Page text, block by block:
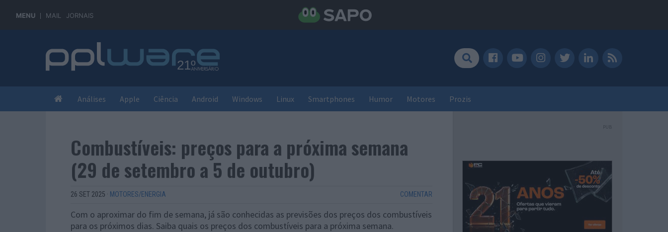
MENU MAIL JORNAIS
Análises Apple Ciência Android Windows Linux Smartphones Humor Motores Prozis
Combustíveis: preços para a próxima semana
(29 de setembro a 5 de outubro)
26 SET 2025 · MOTORES/ENERGIA COMENTAR
Com o aproximar do fim de semana, já são conhecidas as previsões dos preços dos combustíveis
para os próximos dias. Saiba quais os preços dos combustíveis para a próxima semana.
PUB